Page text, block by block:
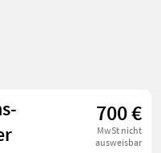
700 €
MwSt nicht
ausweisbar